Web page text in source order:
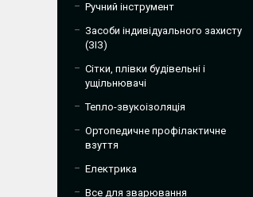
Ручний інструмент
Засоби індивідуального захисту
(ЗІЗ)
Сітки, плівки будівельні і
ущільнювачі
Тепло-звукоізоляція
Ортопедичне профілактичне
взуття
Електрика
Все для зварювання